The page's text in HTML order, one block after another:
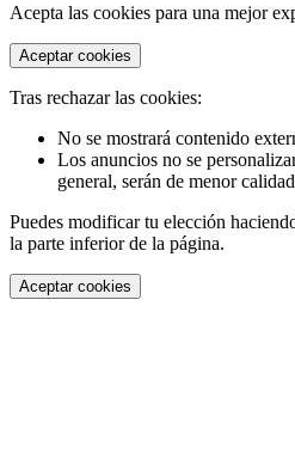
Acepta las cookies para una mejor
Aceptar cookies
Tras rechazar las cookies:
No se mostrará contenido
Los anuncios no se
general, serán de menor
Puedes modificar tu elección
la parte inferior de la página.
Aceptar cookies